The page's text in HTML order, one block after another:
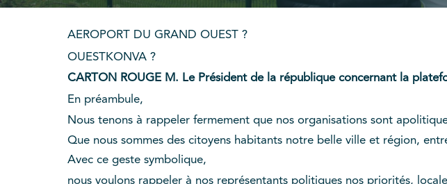
AEROPORT DU GRAND OUEST ?
OUESTKONVA ?
CARTON ROUGE M. Le Président de la république concernant la
En préambule,
Nous tenons à rappeler fermement que nos organisations sont
Que nous sommes des citoyens habitants notre belle ville et région,
Avec ce geste symbolique,
nous voulons rappeler à nos représentants politiques nos priorités,